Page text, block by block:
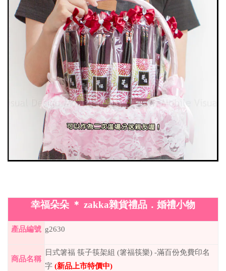
幸福朵朵 ＊ zakka雜貨禮品．婚禮小物
產品編號 g2630
商品名稱
日式箸福 筷子筷架組 (箸福筷樂) -滿百份免費印名
字 (新品上市特價中)